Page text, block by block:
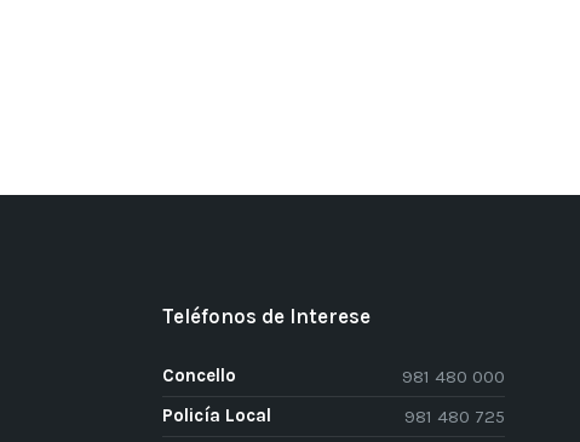
Teléfonos de Interese
Concello
981 480 000
Policía Local
981 480 725